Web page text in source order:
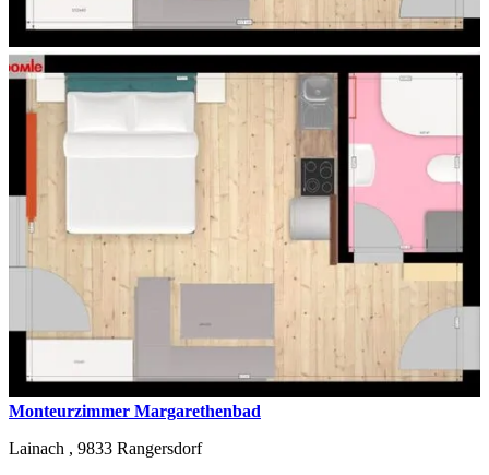
Monteurzimmer Margarethenbad
Lainach , 9833 Rangersdorf